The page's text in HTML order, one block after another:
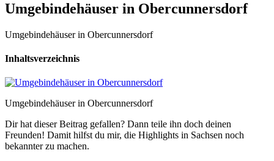
Umgebindehäuser in Obercunnersdorf
Umgebindehäuser in Obercunnersdorf
Inhaltsverzeichnis
Umgebindehäuser in Obercunnersdorf
Dir hat dieser Beitrag gefallen? Dann teile ihn doch deinen
Freunden! Damit hilfst du mir, die Highlights in Sachsen noch
bekannter zu machen.